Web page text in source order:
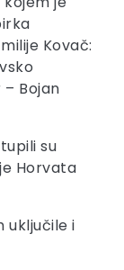
Kovač:
Bojan
su
Horvata
uključile i